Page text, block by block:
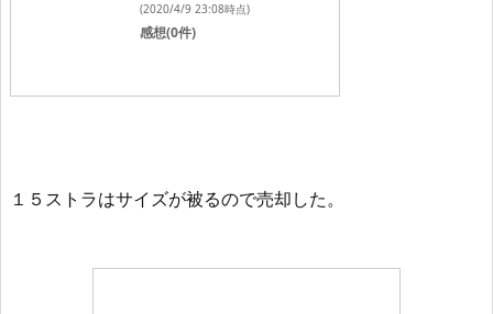
(2020/4/9 23:08時点)
感想(0件)
１５ストラはサイズが被るので売却した。